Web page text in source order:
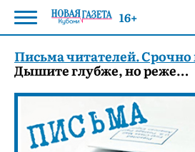
Письма читателей. Срочно
Дышите глубже, но реже…
16+